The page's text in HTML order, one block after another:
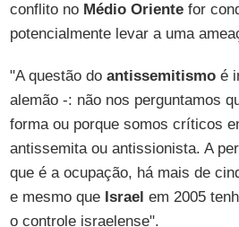
conflito no Médio Orientefor
potencialmente levar a uma
"A questão do antissemitismoé
alemão -: não nos perguntamos
forma ou porque somos críticos
antissemita ou antissionista. A
que é a ocupação, há mais de
e mesmo que Israel em 2005
o controle israelense".